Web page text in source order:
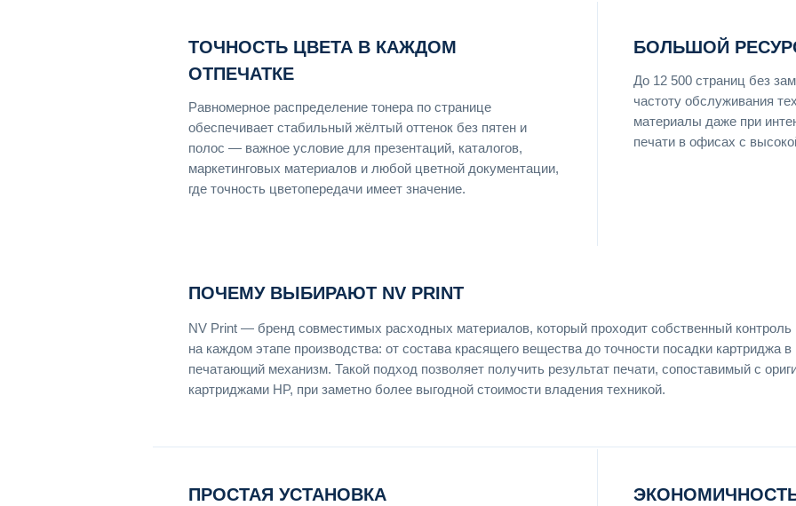
ТОЧНОСТЬ ЦВЕТА В КАЖДОМ
ОТПЕЧАТКЕ
Равномерное распределение тонера по странице
обеспечивает стабильный жёлтый оттенок без пятен и
полос — важное условие для презентаций, каталогов,
маркетинговых материалов и любой цветной документации,
где точность цветопередачи имеет значение.
БОЛЬШОЙ
До 12 500 страниц без
частоту обслуживания
материалы даже при
печати в офисах с
ПОЧЕМУ ВЫБИРАЮТ NV PRINT
NV Print — бренд совместимых расходных материалов, который проходит собственный контроль
на каждом этапе производства: от состава красящего вещества до точности посадки картриджа в
печатающий механизм. Такой подход позволяет получить результат печати, сопоставимый с
картриджами HP, при заметно более выгодной стоимости владения техникой.
ПРОСТАЯ УСТАНОВКА